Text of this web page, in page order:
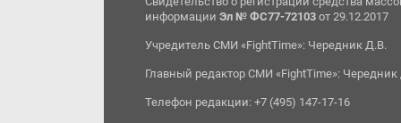
информацииЭл № ФС77-72103 от 29.12.2017
Учредитель СМИ «FightTime»: Чередник Д.В.
Главный редактор СМИ «FightTime»: Чередник
Телефон редакции: +7 (495) 147-17-16